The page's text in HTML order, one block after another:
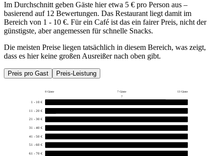
Im Durchschnitt geben Gäste hier etwa 5 € pro Person aus –
basierend auf 12 Bewertungen. Das Restaurant liegt damit im
Bereich von 1 - 10 €. Für ein Café ist das ein fairer Preis, nicht der
günstigste, aber angemessen für schnelle Snacks.
Die meisten Preise liegen tatsächlich in diesem Bereich, was zeigt,
dass es hier keine großen Ausreißer nach oben gibt.
Preis pro Gast Preis-Leistung
0 Gäste 7 Gäste
13 Gäste
7
1 - 10 €
11 - 20 €
21 - 30 €
31 - 40 €
41 - 50 €
51 - 60 €
61 - 70 €